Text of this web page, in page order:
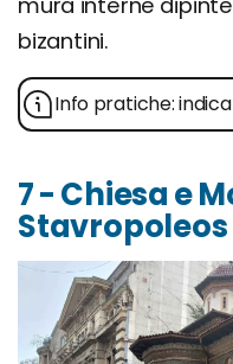
bizantini.
Info pratiche:
7 - Chiesa e
Stavropoleos